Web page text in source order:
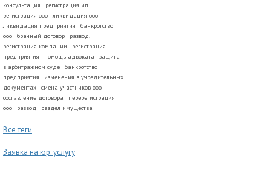
консультация
регистрация ип
регистрация ооо
ликвидация ооо
ликвидация предприятия
банкротство
ооо
брачный договор
развод.
регистрация компании
регистрация
предприятия
помощь адвоката
защита
в арбитражном суде
банкротство
предприятия
изменения в учредительных
документах
смена участников ооо
составление договора
перерегистрация
ооо
развод раздел имущества
Все теги
Заявка на юр. услугу